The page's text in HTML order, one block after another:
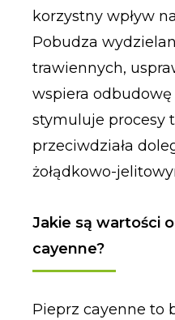
korzystny wpływ
Pobudza
trawiennych,
wspiera odbudowę
stymuluje procesy
przeciwdziała
żołądkowo-
Jakie są wartości
cayenne?
Pieprz cayenne to